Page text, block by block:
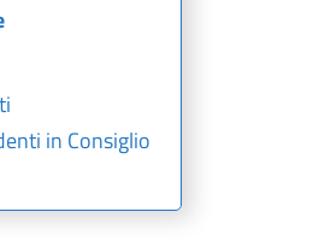
in Consiglio